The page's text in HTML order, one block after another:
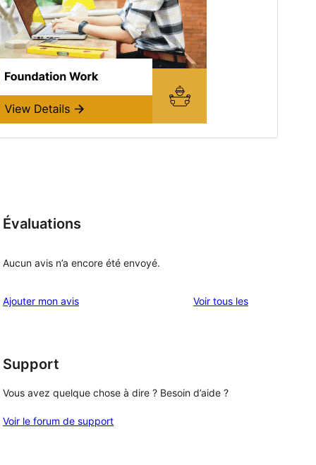
Évaluations
Aucun avis n’a encore été envoyé.
Ajouter mon avis Voir tous lesavis
Support
Vous avez quelque chose à dire ? Besoin d’aide ?
Voir le forum de support